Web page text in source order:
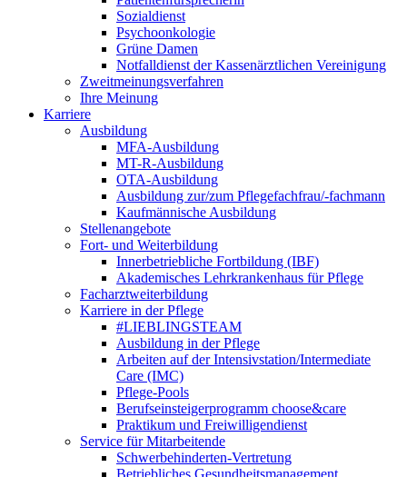
Sozialdienst
Psychoonkologie
Grüne Damen
Notfalldienst der Kassenärztlichen Vereinigung
Zweitmeinungsverfahren
Ihre Meinung
Karriere
Ausbildung
MFA-Ausbildung
MT-R-Ausbildung
OTA-Ausbildung
Ausbildung zur/zum Pflegefachfrau/-fachmann
Kaufmännische Ausbildung
Stellenangebote
Fort- und Weiterbildung
Innerbetriebliche Fortbildung (IBF)
Akademisches Lehrkrankenhaus für Pflege
Facharztweiterbildung
Karriere in der Pflege
#LIEBLINGSTEAM
Ausbildung in der Pflege
Arbeiten auf der Intensivstation/Intermediate
Care (IMC)
Pflege-Pools
Berufseinsteigerprogramm choose&care
Praktikum und Freiwilligendienst
Service für Mitarbeitende
Schwerbehinderten-Vertretung
Betriebliches Gesundheitsmanagement